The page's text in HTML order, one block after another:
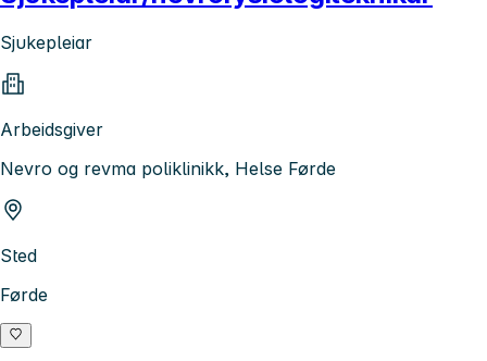
Sjukepleiar
Arbeidsgiver
Nevro og revma poliklinikk, Helse Førde
Sted
Førde